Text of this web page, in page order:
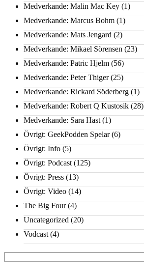
Medverkande: Malin Mac Key (1)
Medverkande: Marcus Bohm (1)
Medverkande: Mats Jengard (2)
Medverkande: Mikael Sörensen (23)
Medverkande: Patric Hjelm (56)
Medverkande: Peter Thiger(25)
Medverkande: Rickard Söderberg (1)
Medverkande: Robert Q Kustosik (28)
Medverkande: Sara Hast (1)
Övrigt: GeekPodden Spelar(6)
Övrigt: Info (5)
Övrigt: Podcast (125)
Övrigt: Press (13)
Övrigt: Video (14)
The Big Four(4)
Uncategorized (20)
Vodcast (4)